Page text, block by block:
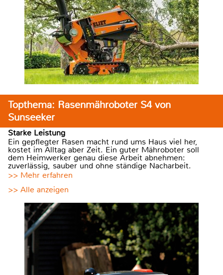
Topthema: Rasenmähroboter S4 von
Sunseeker
Starke Leistung
Ein gepflegter Rasen macht rund ums Haus viel her,
kostet im Alltag aber Zeit. Ein guter Mähroboter soll
dem Heimwerker genau diese Arbeit abnehmen:
zuverlässig, sauber und ohne ständige Nacharbeit.
>> Mehr erfahren
>> Alle anzeigen